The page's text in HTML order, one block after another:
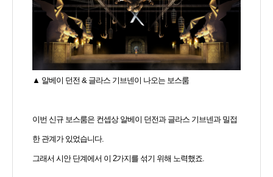
▲ 알베이 던전 & 글라스 기브넨이 나오는 보스룸
이번 신규 보스룸은 컨셉상 알베이 던전과 글라스 기브넨과 밀접
한 관계가 있었습니다.
그래서 시안 단계에서 이 2가지를 섞기 위해 노력했죠.